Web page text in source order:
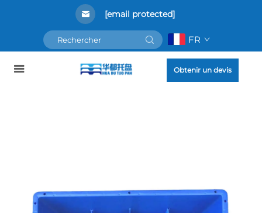
[email protected]
FR
Obtenir un devis